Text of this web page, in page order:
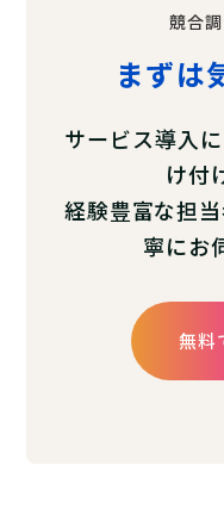
競合
まずは
サービス導入
け付
経験豊富な担
寧にお
無料